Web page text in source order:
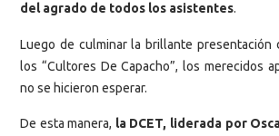
del agrado de todos los asistentes.
Luego de culminar la brillante presentación
los “Cultores De Capacho”, los merecidos
no se hicieron esperar.
De esta manera, la DCET, liderada por